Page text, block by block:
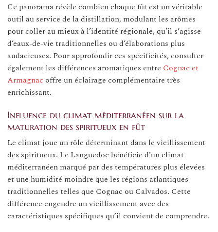
Ce panorama révèle combien chaque fût est un véritable
outil au service de la distillation, modulant les arômes
pour coller au mieux à l’identité régionale, qu’il s’agisse
d’eaux-de-vie traditionnelles ou d’élaborations plus
audacieuses. Pour approfondir ces spécificités, consulter
également les différences aromatiques entre Cognac et
Armagnac offre un éclairage complémentaire très
enrichissant.
Influence du climat méditerranéen sur la
maturation des spiritueux en fût
Le climat joue un rôle déterminant dans le vieillissement
des spiritueux. Le Languedoc bénéficie d’un climat
méditerranéen marqué par des températures plus élevées
et une humidité moindre que les régions atlantiques
traditionnelles telles que Cognac ou Calvados. Cette
différence engendre un vieillissement avec des
caractéristiques spécifiques qu’il convient de comprendre.